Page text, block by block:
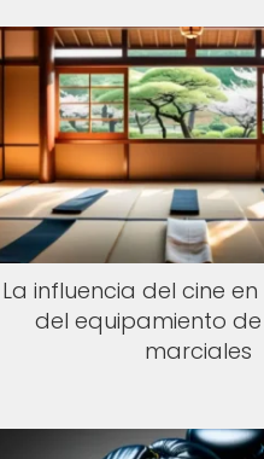
La influencia del cine
del equipamiento
marciales